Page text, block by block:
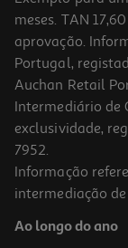
meses. TAN
aprovação.
Portugal,
Auchan Retail
Intermediário de
exclusividade,
7952.
Informação
intermediação
Ao longo do ano